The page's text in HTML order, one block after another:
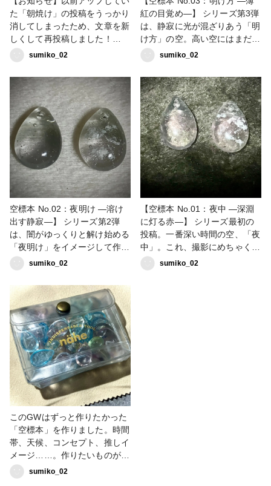
のでここからは安定して空標本
を投稿できます。よければ、こ
れからの移り変わりも楽しんで
いってくださいね。✨
#sorarium #空標本
た「朝焼け」の投稿をうっかり
消してしまったため、文章を新
しくして再投稿しました！🙇‍♀️
💦前に見てくださった方も、初
めての方も、また楽しんでいっ
ていただけたら嬉しいです。✨
【空標本 No.04：朝焼け ―夜
が明ける魔法の時間―】 少し
ずつ夜が明けて、空がピンクや
オレンジに染まっていく「朝焼
け」の瞬間を標本にしました。
透明感にこだわり、朝が来る前
のほんの短い魔法のような時間
を小さな雫に閉じ込めていま
す。光に透かすと、瑞々しいグ
ラデーションが手のひらの上で
美しく広がります。次は、澄み
切った水色の「朝」の空へ繋が
っていきます。 #sorarium #空
標本
sumiko_02
紅の目覚め―】 シリーズ第3弾
は、静寂に光が混ざりあう「明
け方」の空。高い空にはまだ淡
い秘色色（ひそくいろ）が残
り、地平線に向かって藤色、そ
して柔らかな桜色へと色づいて
いく様子を閉じ込めました。雲
なしの透明感と高さと雲ありの
色づいた雲の優しさを見てほし
いです。次は、いよいよ光が射
し込む瞬間、「朝焼け」をお届
けします。 #sorarium #空標本
sumiko_02
空標本 No.02：夜明け ―溶け
出す静寂―】 シリーズ第2弾
は、闇がゆっくりと解け始める
「夜明け」をイメージして作り
ました。澄んだグレーのような
青色の世界を閉じ込めていま
す。雲なしの透き通る冷たい空
と雲ありの朝の霧が立ち込める
ような幻想的な空の違いを楽し
んでもらいたいです。次は、空
が少しずつ色づき、甘い光が混
ざり合う「明け方」をお届けし
ます。 #sorarium #空標本
sumiko_02
【空標本 No.01：夜中 ―深淵
に灯る赤―】 シリーズ最初の
投稿。一番深い時間の空、「夜
中」。これ、撮影にめちゃくち
ゃ気合入れました。深淵の中に
ほんのり灯る赤。そんな、暗闇
sumiko_02
このGWはずっと作りたかった
「空標本」を作りました。時間
帯、天候、コンセプト、推しイ
メージ……。作りたいものが沢
山あり、気付けば全部で40個
を超えていました。情熱を込め
sumiko_02